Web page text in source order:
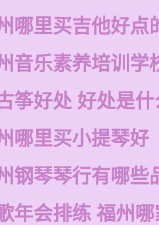
哪里买吉他好点
音乐素养培训学
筝好处 好处是什
哪里买小提琴好
钢琴琴行有哪些
年会排练 福州